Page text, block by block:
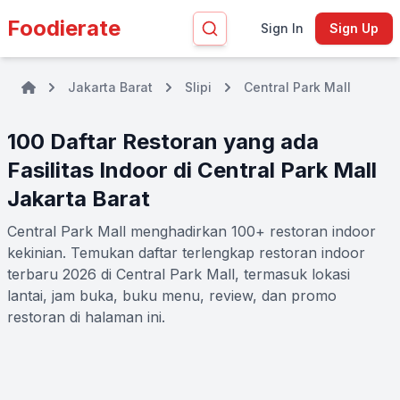
Foodierate Sign In Sign Up
Jakarta Barat Slipi Central Park Mall
100 Daftar Restoran yang ada
Fasilitas Indoor di Central Park Mall
Jakarta Barat
Central Park Mall menghadirkan 100+ restoran indoor
kekinian. Temukan daftar terlengkap restoran indoor
terbaru 2026 di Central Park Mall, termasuk lokasi
lantai, jam buka, buku menu, review, dan promo
restoran di halaman ini.